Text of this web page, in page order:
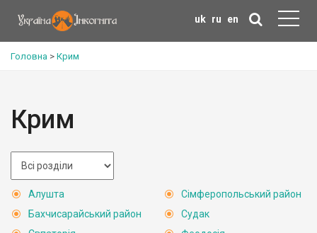
uk ru en
Головна > Крим
Крим
Алушта
Бахчисарайський район
Сімферопольський район
Судак